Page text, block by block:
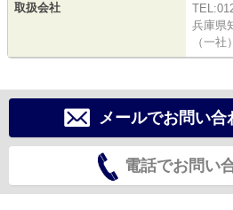
取扱会社
兵庫県
（一
メールでお問い合
電話でお問い